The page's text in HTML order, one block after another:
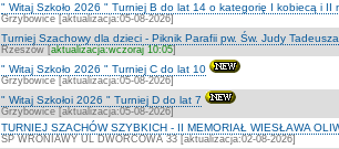
" Witaj Szkoło 2026 " Turniej B do lat 14 o kategorię I kobiecą i II
Grzybowice [aktualizacja:05-08-2026]
Turniej Szachowy dla dzieci - Piknik Parafii pw. Św. Judy
Rzeszów [aktualizacja:wczoraj 10:05]
" Witaj Szkoło 2026 " Turniej C do lat 10
Grzybowice [aktualizacja:05-08-2026]
" Witaj Szkołoi 2026 " Turniej D do lat 7
Grzybowice [aktualizacja:05-08-2026]
TURNIEJ SZACHÓW SZYBKICH - II MEMORIAŁ WIESŁAWA
SP WRONIAWY UL DWORCOWA 33 [aktualizacja:02-08-2026]